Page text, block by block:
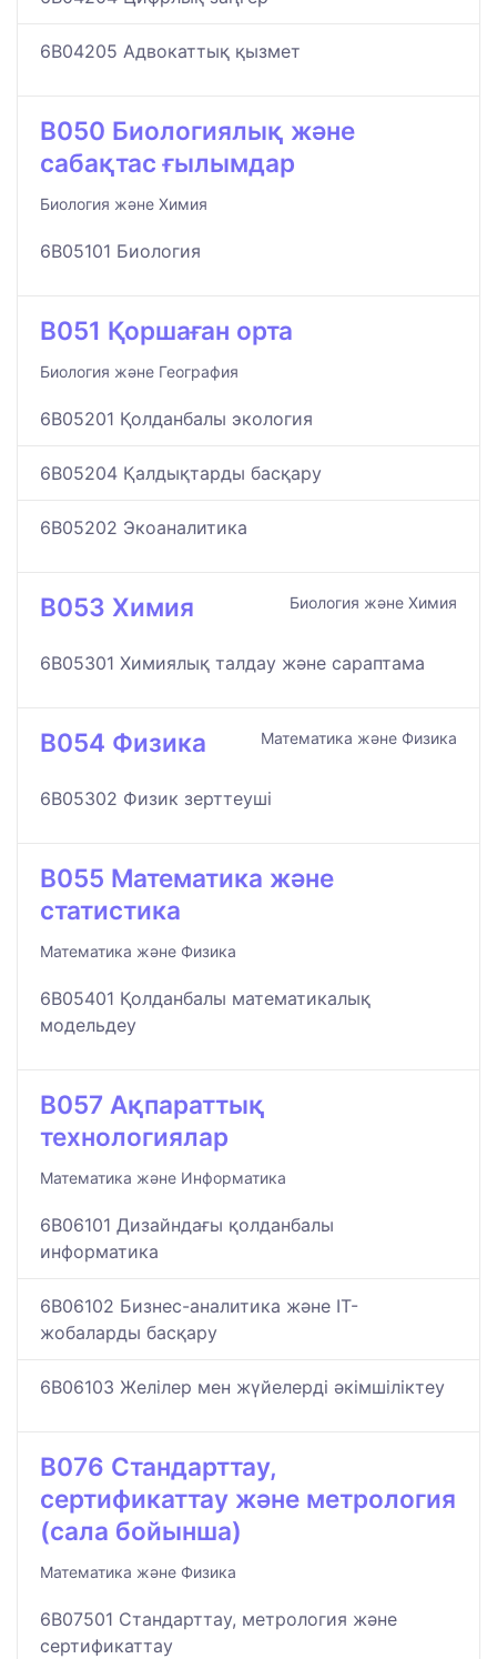
6B04205 Адвокаттық қызмет
B050 Биологиялық және
сабақтас ғылымдар
Биология және Химия
6B05101 Биология
B051 Қоршаған орта
Биология және География
6B05201 Қолданбалы экология
6B05204 Қалдықтарды басқару
6B05202 Экоаналитика
B053 Химия Биология және Химия
6B05301 Химиялық талдау және сараптама
B054 Физика Математика және Физика
6B05302 Физик зерттеуші
B055 Математика және
статистика
Математика және Физика
6B05401 Қолданбалы математикалық
модельдеу
B057 Ақпараттық
технологиялар
Математика және Информатика
6B06101 Дизайндағы қолданбалы
информатика
6B06102 Бизнес-аналитика және IT-
жобаларды басқару
6B06103 Желілер мен жүйелерді әкімшіліктеу
B076 Стандарттау,
сертификаттау және метрология
(сала бойынша)
Математика және Физика
6B07501 Стандарттау, метрология және
сертификаттау